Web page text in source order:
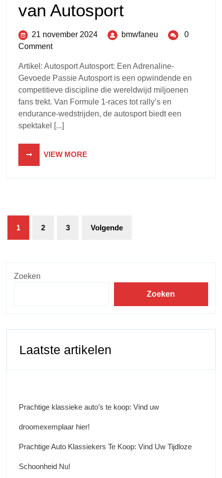
van Autosport
21 november 2024 bmwfaneu
0
Comment
Artikel: Autosport Autosport: Een Adrenaline-
Gevoede Passie Autosport is een opwindende en
competitieve discipline die wereldwijd miljoenen
fans trekt. Van Formule 1-races tot rally’s en
endurance-wedstrijden, de autosport biedt een
spektakel [...]
VIEW MORE
1 2 3 Volgende
Zoeken
Zoeken
Laatste artikelen
Prachtige klassieke auto’s te koop: Vind uw
droomexemplaar hier!
Prachtige Auto Klassiekers Te Koop: Vind Uw Tijdloze
Schoonheid Nu!